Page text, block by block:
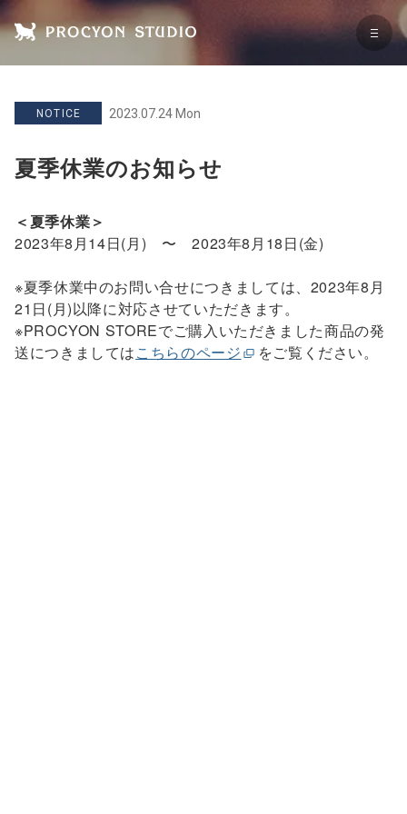
NOTICE 2023.07.24 Mon
夏季休業のお知らせ
＜夏季休業＞
2023年8月14日(月) 〜 2023年8月18日(金)
※夏季休業中のお問い合せにつきましては、2023年8月
21日(月)以降に対応させていただきます。
※PROCYON STOREでご購入いただきました商品の発
送につきましてはこちらのページ をご覧ください。